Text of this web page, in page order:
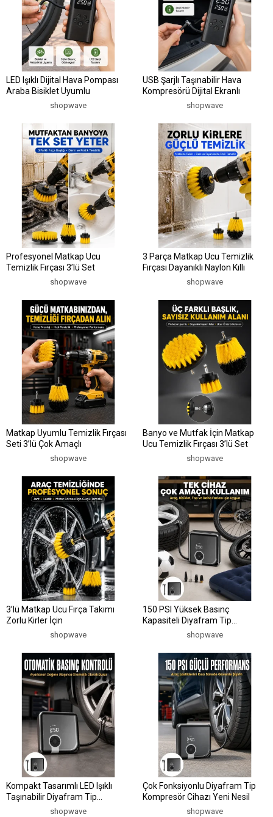
LED Işıklı Dijital Hava Pompası
Araba Bisiklet Uyumlu
shopwave
USB Şarjlı Taşınabilir Hava
Kompresörü Dijital Ekranlı
shopwave
Profesyonel Matkap Ucu
Temizlik Fırçası 3’lü Set
shopwave
3 Parça Matkap Ucu Temizlik
Fırçası Dayanıklı Naylon Kıllı
shopwave
Matkap Uyumlu Temizlik Fırçası
Seti 3’lü Çok Amaçlı
shopwave
Banyo ve Mutfak İçin Matkap
Ucu Temizlik Fırçası 3’lü Set
shopwave
3’lü Matkap Ucu Fırça Takımı
Zorlu Kirler İçin
shopwave
150 PSI Yüksek Basınç
Kapasiteli Diyafram Tip
KompresörYeni Nesil
shopwave
Kompakt Tasarımlı LED Işıklı
Taşınabilir Diyafram Tip
Kompresör Yeni Nesil
shopwave
Çok Fonksiyonlu Diyafram Tip
Kompresör Cihazı Yeni Nesil
shopwave